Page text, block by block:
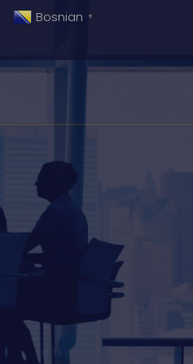
Bosnian ▼